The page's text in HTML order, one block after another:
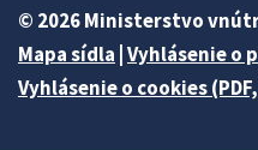
© 2026 Ministerstvo
Mapa sídla Vyhlásenie o
Vyhlásenie o cookies